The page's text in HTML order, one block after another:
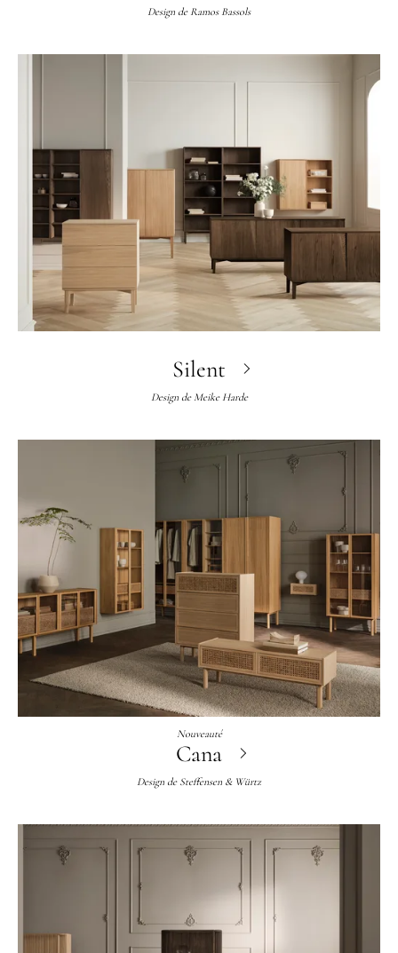
Design de Ramos Bassols
Silent
Design de Meike Harde
Nouveauté
Cana
Design de Steffensen & Würtz